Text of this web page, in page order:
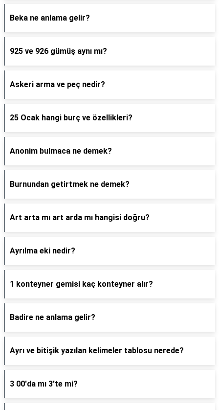
Beka ne anlama gelir?
925 ve 926 gümüş aynı mı?
Askeri arma ve peç nedir?
25 Ocak hangi burç ve özellikleri?
Anonim bulmaca ne demek?
Burnundan getirtmek ne demek?
Art arta mı art arda mı hangisi doğru?
Ayrılma eki nedir?
1 konteyner gemisi kaç konteyner alır?
Badire ne anlama gelir?
Ayrı ve bitişik yazılan kelimeler tablosu nerede?
3 00'da mı 3'te mi?